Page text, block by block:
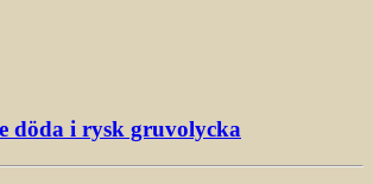
döda i rysk gruvolycka